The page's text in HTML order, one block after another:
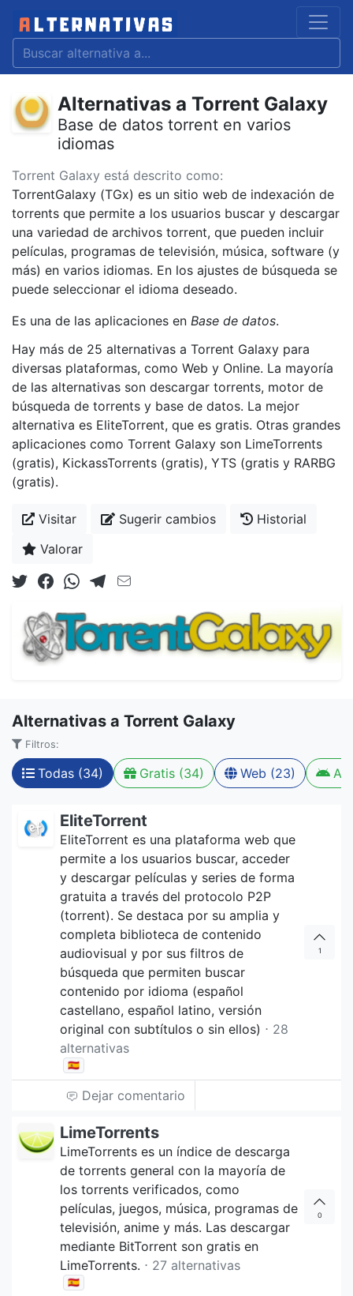
Alternativas a Torrent Galaxy
Base de datos torrent en varios
idiomas
Torrent Galaxy está descrito como:
TorrentGalaxy (TGx) es un sitio web de indexación de
torrents que permite a los usuarios buscar y descargar
una variedad de archivos torrent, que pueden incluir
películas, programas de televisión, música, software (y
más) en varios idiomas. En los ajustes de búsqueda se
puede seleccionar el idioma deseado.
Es una de las aplicaciones en Base de datos.
Hay más de 25 alternativas a Torrent Galaxy para
diversas plataformas, como Web y Online. La mayoría
de las alternativas son descargar torrents, motor de
búsqueda de torrents y base de datos. La mejor
alternativa es EliteTorrent, que es gratis. Otras grandes
aplicaciones como Torrent Galaxy son LimeTorrents
(gratis), KickassTorrents (gratis), YTS (gratis y RARBG
(gratis).
Visitar Sugerir cambios
Historial
Valorar
Alternativas a Torrent Galaxy
Filtros:
Todas (34) Gratis (34) Web (23)
EliteTorrent
EliteTorrent es una plataforma web que
permite a los usuarios buscar, acceder
y descargar películas y series de forma
gratuita a través del protocolo P2P
(torrent). Se destaca por su amplia y
completa biblioteca de contenido
audiovisual y por sus filtros de
búsqueda que permiten buscar
contenido por idioma (español
castellano, español latino, versión
original con subtítulos o sin ellos) ⋅ 28
alternativas
🇪🇸
1
Dejar comentario
LimeTorrents
LimeTorrents es un índice de descarga
de torrents general con la mayoría de
los torrents verificados, como
películas, juegos, música, programas de
televisión, anime y más. Las descargar
mediante BitTorrent son gratis en
LimeTorrents. ⋅ 27 alternativas
🇪🇸
0